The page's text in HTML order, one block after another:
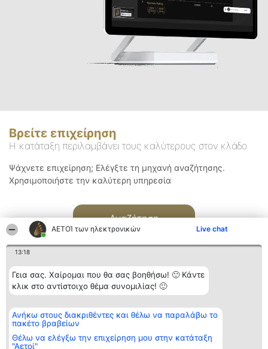
ΑΕΤΟΊ των ηλεκτρονικών Live chat
13:18
Γεια σας. Χαίρομαι που θα σας βοηθήσω! 🙂 Κάντε
κλικ στο αντίστοιχο θέμα συνομιλίας! 🙂
Ανήκω στους διακριθέντες και θέλω να παραλάβω το
πακέτο βραβείων
Θέλω να ελέγξω την επιχείρηση μου στην κατάταξη
"Αετοί"
Βρείτε επιχείρηση
Η κατάταξη περιλαμβάνει τους καλύτερους στον κλάδο
Ψάχνετε επιχείρηση; Ελέγξτε τη μηχανή αναζήτησης.
Χρησιμοποιήστε την καλύτερη υπηρεσία
Αναζήτηση
Διοργανωτής της
κατάταξης
BEAUTIFUL COMPANY
ΤΗΛ. ΕΠΙΚΟΙΝΩΝΙΑΣ:
Κατάταξη
Διακριθέντες
των
διακριθέντων
Επικοινωνία
Επικοινωνία